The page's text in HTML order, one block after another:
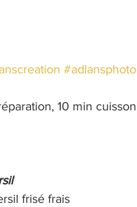
#adlansphoto
10 min cuisson
frisé frais